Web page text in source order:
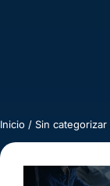
Inicio / Sin categorizar